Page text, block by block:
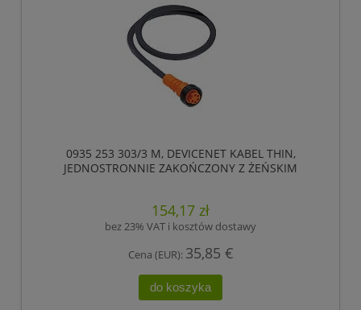
0935 253 303/3 M, DEVICENET KABEL THIN,
JEDNOSTRONNIE ZAKOŃCZONY Z ŻEŃSKIM
154,17 zł
bez 23% VAT i kosztów dostawy
Cena (EUR): 35,85 €
do koszyka